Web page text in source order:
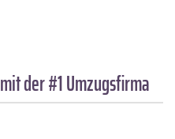
mit der #1 Umzugsfirma